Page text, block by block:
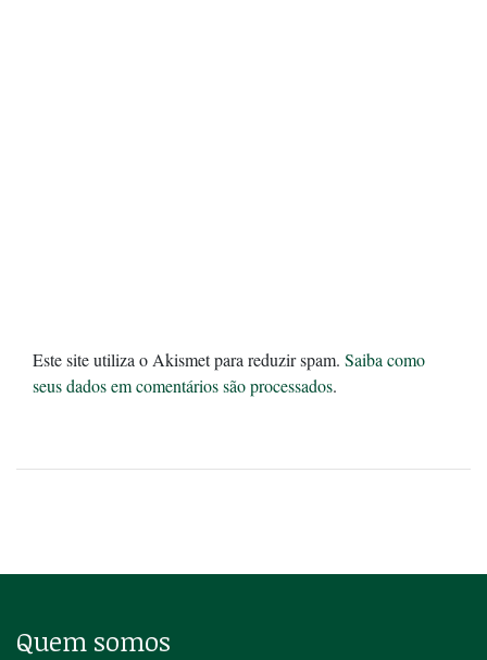
Este site utiliza o Akismet para reduzir spam. Saiba como
seus dados em comentários são processados.
Quem somos